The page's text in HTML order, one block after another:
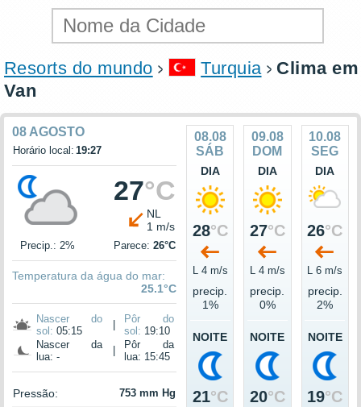
Resorts do mundo Turquia
Clima em
Van
08 AGOSTO
Horário local: 19:27
27°C
NL
1 m/s
Precip.: 2% Parece: 26°C
Temperatura da água do mar:
25.1°C
Nascer do
sol: 05:15
Pôr do
sol: 19:10
Nascer da
lua: -
Pôr da
lua: 15:45
Pressão: 753 mm Hg
08.08
SÁB
DIA
28°C
L 4 m/s
precip.
1%
NOITE
21°C
09.08
DOM
DIA
27°C
L 4 m/s
precip.
0%
NOITE
20°C
10.08
SEG
DIA
26°C
L 6 m/s
precip.
2%
NOITE
19°C